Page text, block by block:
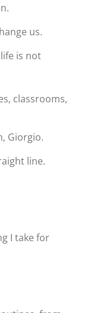
us.
is not
classrooms,
Giorgio.
line.
I take for